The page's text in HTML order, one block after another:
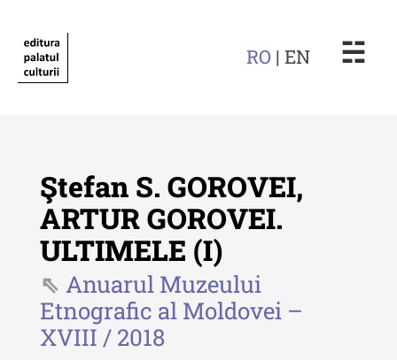
RO | EN ☵
Revista "Cercetări istorice"
Revista "Cercetări istorice" - XLIV
- 2025
Revista "Cercetări istorice" - XLIII
Ştefan S. GOROVEI,
ARTUR GOROVEI.
ULTIMELE (I)
Anuarul Muzeului
Etnografic al Moldovei –
XVIII / 2018